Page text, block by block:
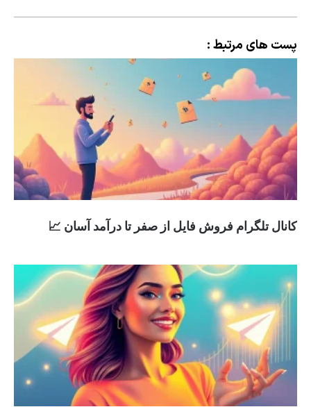
پست های مرتبط :
کانال تلگرام فروش فایل از صفر تا درآمد آسان 📈